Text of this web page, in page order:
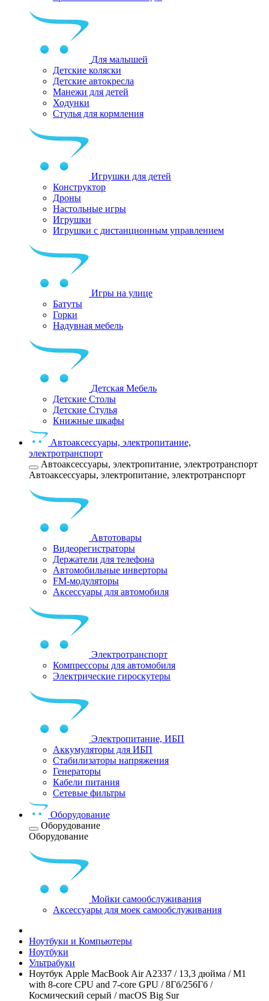
Для малышей
Детские коляски
Детские автокресла
Манежи для детей
Ходунки
Стулья для кормления
Игрушки для детей
Конструктор
Дроны
Настольные игры
Игрушки
Игрушки c дистанционным управлением
Игры на улице
Батуты
Горки
Надувная мебель
Детская Мебель
Детские Столы
Детские Стулья
Книжные шкафы
Автоаксессуары, электропитание,
электротранспорт
Автоаксессуары, электропитание, электротранспорт
Автоаксессуары, электропитание, электротранспорт
Автотовары
Видеорегистраторы
Держатели для телефона
Автомобильные инверторы
FM-модуляторы
Аксессуары для автомобиля
Электротранспорт
Компрессоры для автомобиля
Электрические гироскутеры
Электропитание, ИБП
Аккумуляторы для ИБП
Стабилизаторы напряжения
Генераторы
Кабели питания
Сетевые фильтры
Оборудование
Оборудование
Оборудование
Мойки самообслуживания
Аксессуары для моек самообслуживания
Ноутбуки и Компьютеры
Ноутбуки
Ультрабуки
Ноутбук Apple MacBook Air A2337 / 13,3 дюйма / M1
with 8-core CPU and 7-core GPU / 8Гб/256Гб /
Космический серый / macOS Big Sur